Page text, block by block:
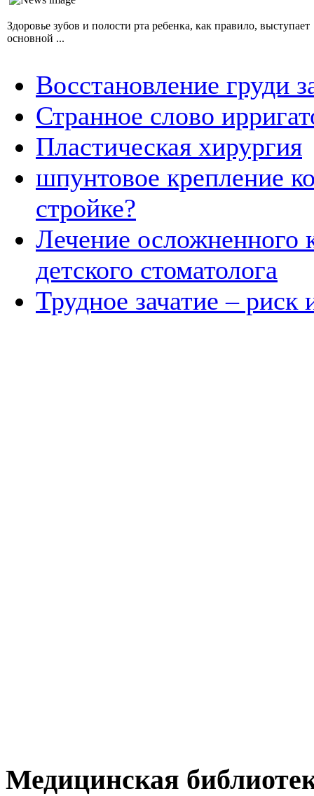
Здоровье зубов и полости рта ребенка, как правило, выступает
основной ...
Восстановление груди
Странное слово
Пластическая хирургия
шпунтовое крепление
стройке?
Лечение осложненного
детского стоматолога
Трудное зачатие –
Медицинская